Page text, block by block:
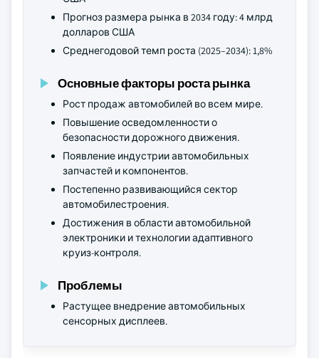
Прогноз размера рынка в 2034 году: 4 млрд
долларов США
Среднегодовой темп роста (2025–2034): 1,8%
Основные факторы роста рынка
Рост продаж автомобилей во всем мире.
Повышение осведомленности о
безопасности дорожного движения.
Появление индустрии автомобильных
запчастей и компонентов.
Постепенно развивающийся сектор
автомобилестроения.
Достижения в области автомобильной
электроники и технологии адаптивного
круиз-контроля.
Проблемы
Растущее внедрение автомобильных
сенсорных дисплеев.